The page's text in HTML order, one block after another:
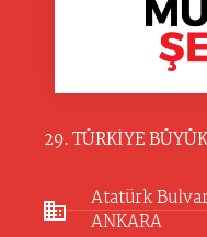
29. TÜRKİYE
Atatürk
ANKARA​